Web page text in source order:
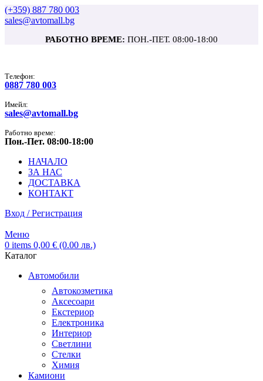
(+359) 887 780 003
sales@avtomall.bg
РАБОТНО ВРЕМЕ: ПОН.-ПЕТ. 08:00-18:00
Tелефон:
0887 780 003
Имейл:
sales@avtomall.bg
Работно време:
Пон.-Пет. 08:00-18:00
НАЧАЛО
ЗА НАС
ДОСТАВКА
КОНТАКТ
Вход / Регистрация
Меню
0 items 0,00 € (0.00 лв.)
Каталог
Автомобили
Автокозметика
Аксесоари
Екстериор
Електроника
Интериор
Светлини
Стелки
Химия
Камиони